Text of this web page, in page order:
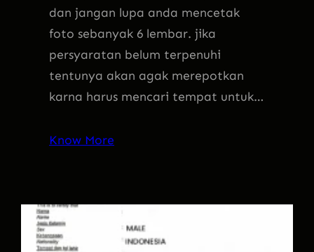
dan jangan lupa anda mencetak
foto sebanyak 6 lembar. jika
persyaratan belum terpenuhi
tentunya akan agak merepotkan
karna harus mencari tempat untuk…
Know More